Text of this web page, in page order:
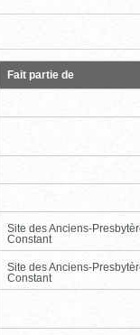
Fait partie de
Site des Anciens-
Constant
Site des Anciens-
Constant